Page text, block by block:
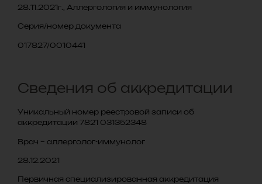
28.11.2021г., Аллергология и иммунология
Серия/номер документа
017827/0010441
Cведения об аккредитации
Уникальный номер реестровой записи об
аккредитации 7821 031352348
Врач – аллерголог-иммунолог
28.12.2021
Первичная специализированная аккредитация